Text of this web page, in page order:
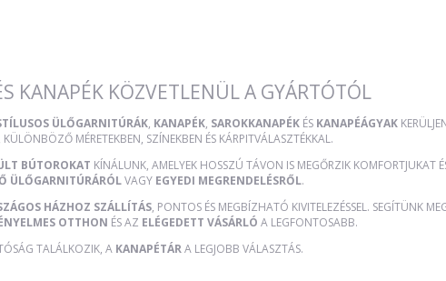
KANAPÉK KÖZVETLENÜL A GYÁRTÓTÓL
ÜLŐGARNITÚRÁK, KANAPÉK, SAROKKANAPÉK ÉS KANAPÉÁGYAK
KÜLÖNBÖZŐ MÉRETEKBEN, SZÍNEKBEN ÉS KÁRPITVÁLASZTÉKKAL.
BÚTOROKAT KÍNÁLUNK, AMELYEK HOSSZÚ TÁVON IS MEGŐRZIK KOMFORTJUKAT
ÜLŐGARNITÚRÁRÓLVAGY EGYEDI MEGRENDELÉSRŐL.
HÁZHOZ SZÁLLÍTÁS, PONTOS ÉS MEGBÍZHATÓ KIVITELEZÉSSEL. SEGÍTÜNK
OTTHON ÉS AZ ELÉGEDETT VÁSÁRLÓ A LEGFONTOSABB.
TALÁLKOZIK, A KANAPÉTÁRA LEGJOBB VÁLASZTÁS.